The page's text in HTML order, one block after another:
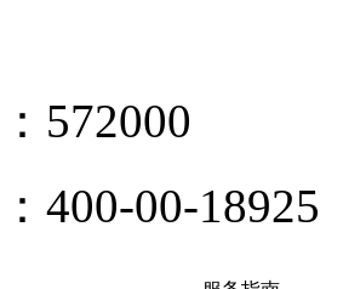
572000
400-00-18925